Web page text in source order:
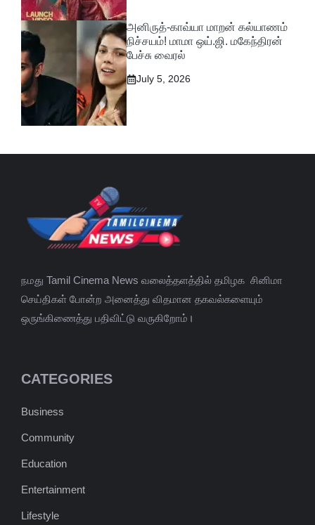
அனிருத்-காவ்யா மாறன் கல்யாணம்
நிச்சயம்! மாமா ஒய்.ஜி. மகேந்திரன்
பேச்சு வைரல்
July 5, 2026
நமது Tamil Cinema News வலைத்தளத்தில் தமிழக சினிமா
செய்திகள் போன்ற அனைத்து விதமான தகவல்களையும்
ஒருங்கிணைத்து பதிவிட்டு வருகிறோம்।
CATEGORIES
Business
Community
Education
Entertainment
Lifestyle